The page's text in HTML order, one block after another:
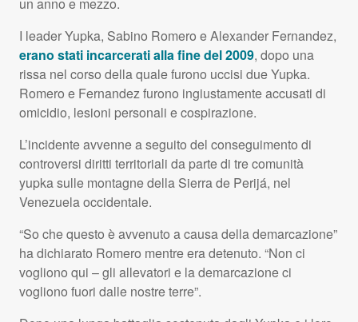
un anno e mezzo.
I leader Yupka, Sabino Romero e Alexander Fernandez,
erano stati incarcerati alla fine del 2009, dopo una
rissa nel corso della quale furono uccisi due Yupka.
Romero e Fernandez furono ingiustamente accusati di
omicidio, lesioni personali e cospirazione.
L’incidente avvenne a seguito del conseguimento di
controversi diritti territoriali da parte di tre comunità
yupka sulle montagne della Sierra de Perijá, nel
Venezuela occidentale.
“So che questo è avvenuto a causa della demarcazione”
ha dichiarato Romero mentre era detenuto. “Non ci
vogliono qui – gli allevatori e la demarcazione ci
vogliono fuori dalle nostre terre”.